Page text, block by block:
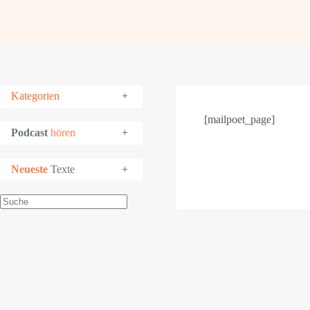
[mailpoet_page]
Kategorien +
Podcast hören +
Neueste Texte +
Suchen